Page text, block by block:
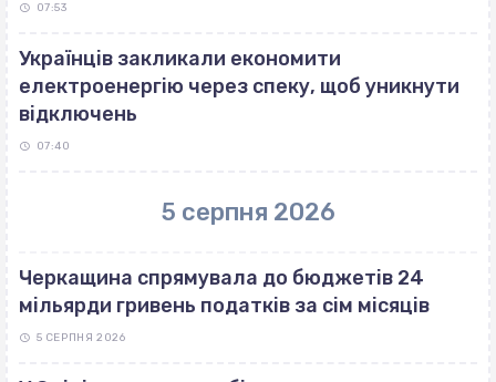
07:53
Українців закликали економити
електроенергію через спеку, щоб уникнути
відключень
07:40
5 серпня 2026
Черкащина спрямувала до бюджетів 24
мільярди гривень податків за сім місяців
5 СЕРПНЯ 2026